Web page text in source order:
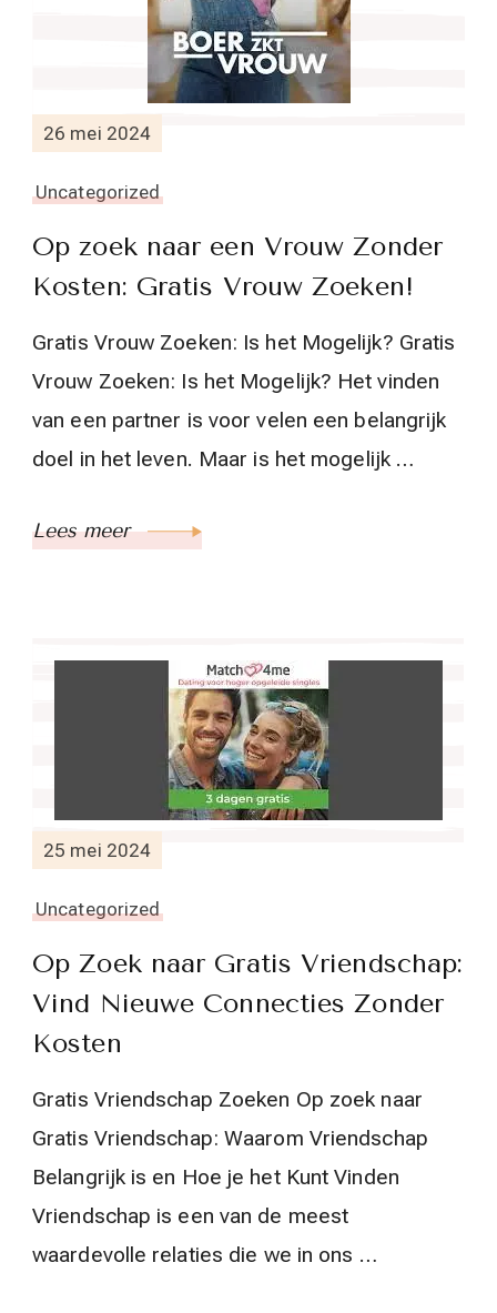
26 mei 2024
Uncategorized
Op zoek naar een Vrouw Zonder
Kosten: Gratis Vrouw Zoeken!
Gratis Vrouw Zoeken: Is het Mogelijk? Gratis
Vrouw Zoeken: Is het Mogelijk? Het vinden
van een partner is voor velen een belangrijk
doel in het leven. Maar is het mogelijk …
Lees meer
25 mei 2024
Uncategorized
Op Zoek naar Gratis Vriendschap:
Vind Nieuwe Connecties Zonder
Kosten
Gratis Vriendschap Zoeken Op zoek naar
Gratis Vriendschap: Waarom Vriendschap
Belangrijk is en Hoe je het Kunt Vinden
Vriendschap is een van de meest
waardevolle relaties die we in ons …